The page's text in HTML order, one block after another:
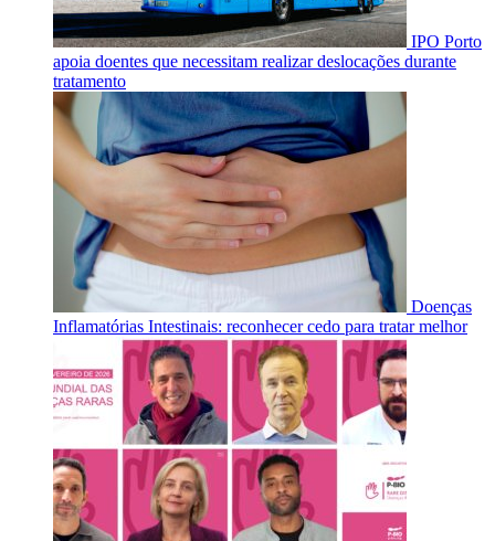
IPO Porto
apoia doentes que necessitam realizar deslocações durante
tratamento
Doenças
Inflamatórias Intestinais: reconhecer cedo para tratar melhor